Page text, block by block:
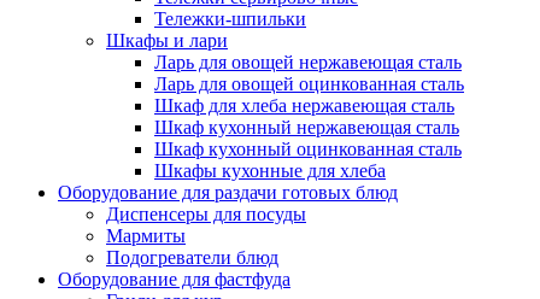
Тележки-шпильки
Шкафы и лари
Ларь для овощей нержавеющая сталь
Ларь для овощей оцинкованная сталь
Шкаф для хлеба нержавеющая сталь
Шкаф кухонный нержавеющая сталь
Шкаф кухонный оцинкованная сталь
Шкафы кухонные для хлеба
Оборудование для раздачи готовых блюд
Диспенсеры для посуды
Мармиты
Подогреватели блюд
Оборудование для фастфуда